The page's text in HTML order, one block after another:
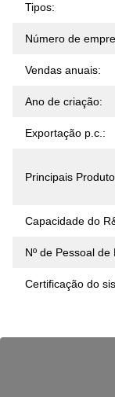
Tipos:
Número de
Vendas anuais:
Ano de criação:
Exportação p.c.:
Principais
Capacidade do
Nº de Pessoal de
Certificação do